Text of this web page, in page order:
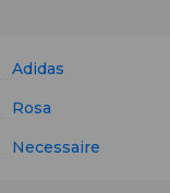
Adidas
Rosa
Necessaire